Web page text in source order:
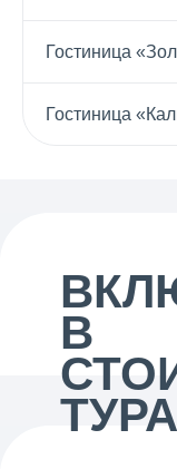
Гостиница
Гостиница
В